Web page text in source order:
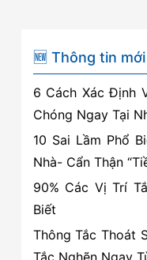
uy
tín
tại
Dương
Kinh
–
Hải
Phòng
🆕 Thông tin
6 Cách Xác Định
Chóng Ngay Tại
10 Sai Lầm Phổ
Nhà- Cẩn Thận
90% Các Vị Trí
Biết
Thông Tắc Thoát
Tắc Nghẽn Ngay